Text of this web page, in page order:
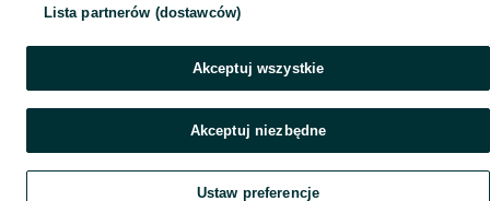
Lista partnerów (dostawców)
Akceptuj wszystkie
Akceptuj niezbędne
Ustaw preferencje